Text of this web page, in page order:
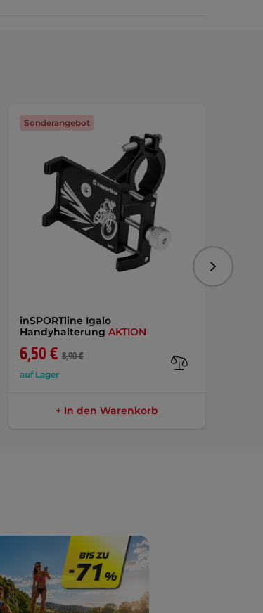
inSPORTline Igalo
Handyhalterung AKTION
6,50 € 8,90 €
auf Lager
Sonderangebot
+ In den Warenkorb
Folgend